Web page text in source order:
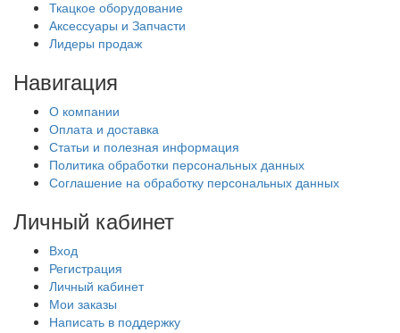
Ткацкое оборудование
Аксессуары и Запчасти
Лидеры продаж
Навигация
О компании
Оплата и доставка
Статьи и полезная информация
Политика обработки персональных данных
Соглашение на обработку персональных данных
Личный кабинет
Вход
Регистрация
Личный кабинет
Мои заказы
Написать в поддержку